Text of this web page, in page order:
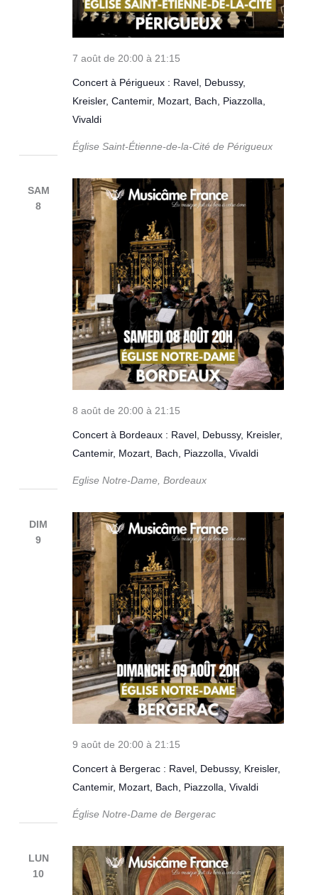
Concert à Périgueux : Ravel, Debussy,
Kreisler, Cantemir, Mozart, Bach, Piazzolla,
Vivaldi
7 août de 20:00 à 21:15
Église Saint-Étienne-de-la-Cité de Périgueux
SAM
8
Concert à Bordeaux : Ravel, Debussy, Kreisler,
Cantemir, Mozart, Bach, Piazzolla, Vivaldi
8 août de 20:00 à 21:15
Eglise Notre-Dame, Bordeaux
DIM
9
Concert à Bergerac : Ravel, Debussy, Kreisler,
Cantemir, Mozart, Bach, Piazzolla, Vivaldi
9 août de 20:00 à 21:15
Église Notre-Dame de Bergerac
LUN
10